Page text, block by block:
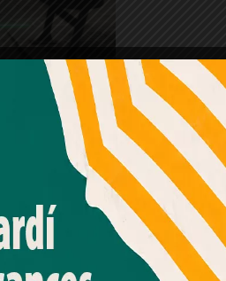
servir galetes o
accedir i
la seva visita a aquest lloc
o oposar-se al
interessos legítims en
de cookies" o a la
lloc web. Si cliques